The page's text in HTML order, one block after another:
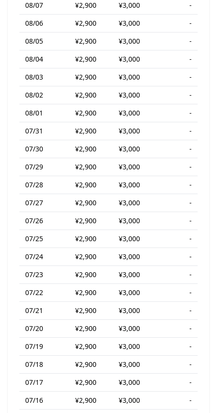
08/07
¥2,900 ¥3,000
-
08/06
¥2,900 ¥3,000
-
08/05
¥2,900 ¥3,000
-
08/04
¥2,900 ¥3,000
-
08/03
¥2,900 ¥3,000
-
08/02
¥2,900 ¥3,000
-
08/01
¥2,900 ¥3,000
-
07/31
¥2,900 ¥3,000
-
07/30
¥2,900 ¥3,000
-
07/29
¥2,900 ¥3,000
-
07/28
¥2,900 ¥3,000
-
07/27
¥2,900 ¥3,000
-
07/26
¥2,900 ¥3,000
-
07/25
¥2,900 ¥3,000
-
07/24
¥2,900 ¥3,000
-
07/23
¥2,900 ¥3,000
-
07/22
¥2,900 ¥3,000
-
07/21
¥2,900 ¥3,000
-
07/20
¥2,900 ¥3,000
-
07/19
¥2,900 ¥3,000
-
07/18
¥2,900 ¥3,000
-
07/17
¥2,900 ¥3,000
-
07/16
¥2,900 ¥3,000
-